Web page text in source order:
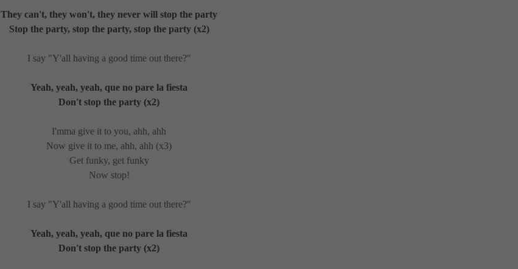
They can't, they won't, they never will stop the party
Stop the party, stop the party, stop the party (x2)
I say "Y'all having a good time out there?"
Yeah, yeah, yeah, que no pare la fiesta
Don't stop the party (x2)
I'mma give it to you, ahh, ahh
Now give it to me, ahh, ahh (x3)
Get funky, get funky
Now stop!
I say "Y'all having a good time out there?"
Yeah, yeah, yeah, que no pare la fiesta
Don't stop the party (x2)